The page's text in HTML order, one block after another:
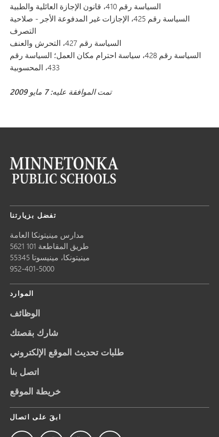
السياسة رقم 410، قانون الإجازة العائلية والطبية
السياسة رقم 425، الإجازات غير المدفوعة الأجر - صلاحية
التصرف
السياسة رقم 427، التحرش والعنف
السياسة رقم 428، سياسة احترام مكان العمل؛ السياسة رقم
433، المحسوبية
تمت الموافقة عليه: 7 مايو 2009
تفضل بزيارتنا
مدارس مينيتونكا العامة
5621 طريق المقاطعة 101
مينيتونكا، مينيسوتا 55345
952-401-5000
الموارد
الوظائف
شارك بقصتك
طلبات تحديث الموقع الإلكتروني
اتصل بنا
خريطة الموقع
ابقَ على اتصال